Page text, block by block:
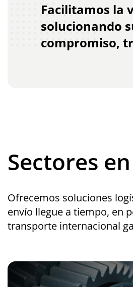
Facilitamos la
solucionando
compromiso,
Sectores
Ofrecemos soluciones
envío llegue a tiempo, en
transporte internacional